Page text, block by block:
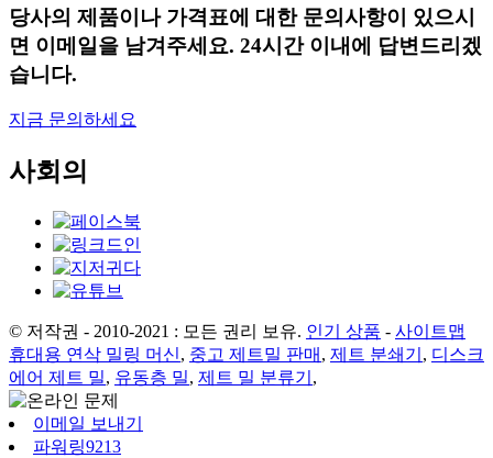
당사의 제품이나 가격표에 대한 문의사항이 있으시
면 이메일을 남겨주세요. 24시간 이내에 답변드리겠
습니다.
지금 문의하세요
사회의
© 저작권 - 2010-2021 : 모든 권리 보유. 인기 상품 - 사이트맵
휴대용 연삭 밀링 머신, 중고 제트밀 판매 , 제트 분쇄기 , 디스크
에어 제트 밀, 유동층 밀, 제트 밀 분류기 ,
이메일 보내기
파워링9213